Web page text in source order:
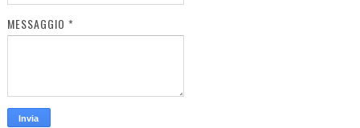
MESSAGGIO *